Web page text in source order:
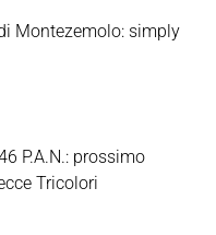
Montezemolo: simply
P.A.N.: prossimo
Tricolori